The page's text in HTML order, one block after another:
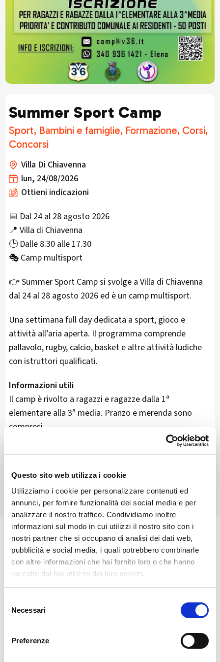
Questo sito web utilizza i cookie
Utilizziamo i cookie per personalizzare contenuti ed
annunci, per fornire funzionalità dei social media e per
analizzare il nostro traffico. Condividiamo inoltre
informazioni sul modo in cui utilizzi il nostro sito con i
nostri partner che si occupano di analisi dei dati web,
pubblicità e social media, i quali potrebbero combinarle
con altre informazioni che hai fornito loro o che hanno
raccolto dal tuo utilizzo dei loro servizi.
delNecessari
Preferenze
Summer Sport Camp
Sport, Bambini e famiglie, Formazione, Corsi,
Concorsi
Villa Di Chiavenna
lun, 24/08/2026
Ottieni indicazioni
📅 Dal 24 al 28 agosto 2026
📍 Villa di Chiavenna
🕒 Dalle 8.30 alle 17.30
🎭 Camp multisport
👉 Summer Sport Camp si svolge a Villa di Chiavenna
dal 24 al 28 agosto 2026 ed è un camp multisport.
Una settimana full day dedicata a sport, gioco e
attività all’aria aperta. Il programma comprende
pallavolo, rugby, calcio, basket e altre attività ludiche
con istruttori qualificati.
Informazioni utili
Il camp è rivolto a ragazzi e ragazze dalla 1ª
elementare alla 3ª media. Pranzo e merenda sono
compresi.
Priorità e contributo comunale ai residenti. Posti
disponibili: 50.
🏘️ Scopri il comune di Villa
Di Chiavenna